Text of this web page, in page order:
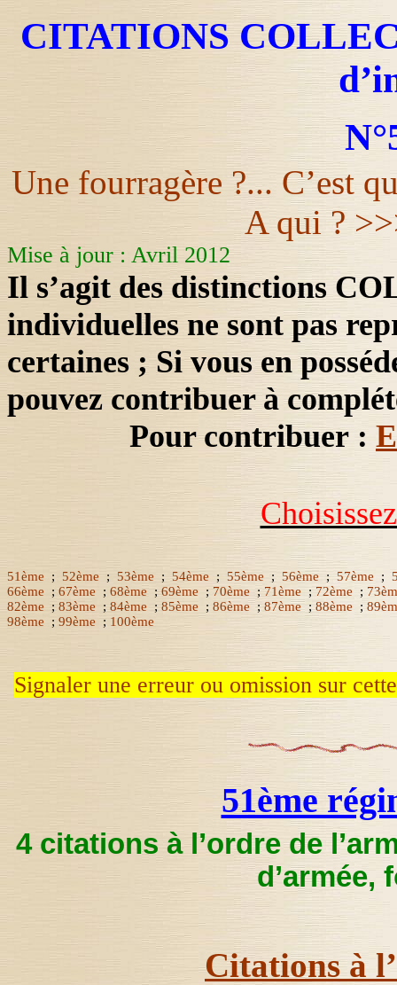
CITATIONS
Une fourragère ?... C’est
A qui ?
Mise à jour : Avril 2012
Il s’agit des distinctions
individuelles ne sont pas
certaines ; Si vous en
pouvez contribuer à
Pour contribuer :
51ème ; 52ème ; 53ème ; 54ème ; 55ème ; 56ème ; 57ème ;
66ème
; 67ème ; 68ème ;69ème ; 70ème ; 71ème ; 72ème ;
82ème
; 83ème ; 84ème ; 85ème ; 86ème; 87ème ; 88ème ;
98ème
; 99ème ; 100ème
Signaler une erreur ou omission sur
51ème
4 citations à l’ordre de
d’armée,
Citations à